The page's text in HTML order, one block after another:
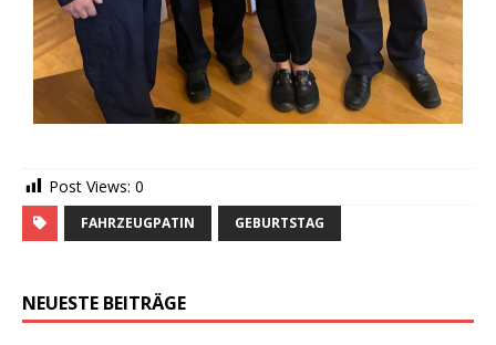
Post Views: 0
FAHRZEUGPATIN GEBURTSTAG
NEUESTE BEITRÄGE